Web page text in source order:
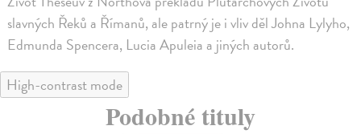
slavných Řeků a Římanů, ale patrný je i vliv děl Johna Lylyho,
Edmunda Spencera, Lucia Apuleia a jiných autorů.
High-contrast mode
Podobné tituly